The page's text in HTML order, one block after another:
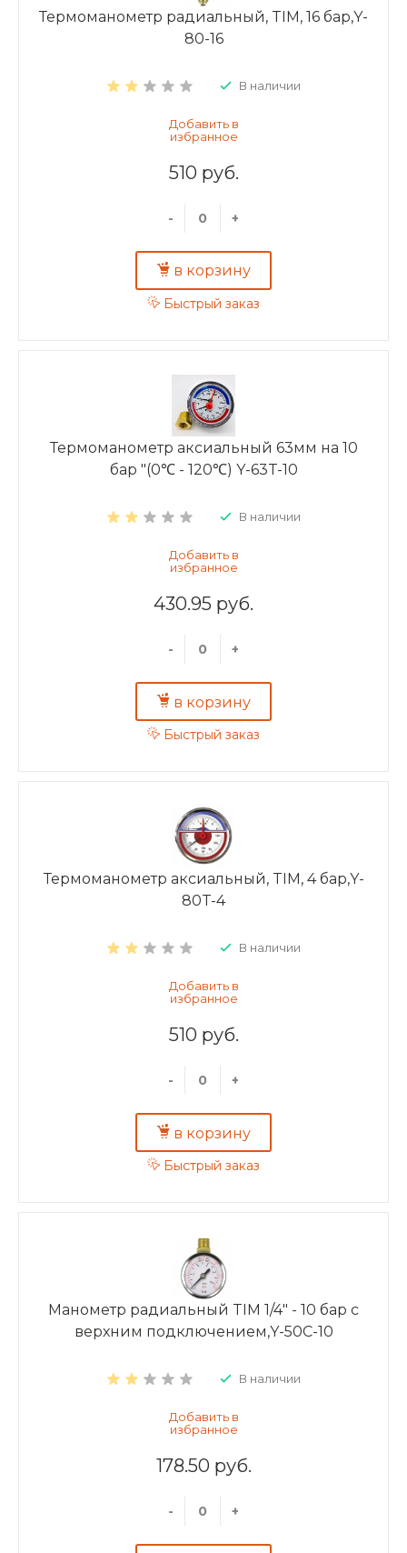
Термоманометр радиальный, TIM, 16 бар,Y-
80-16
В наличии
510 руб.
- +
в корзину
Быстрый заказ
Термоманометр аксиальный 63мм на 10
бар "(0℃ - 120℃) Y-63T-10
В наличии
430.95 руб.
- +
в корзину
Быстрый заказ
Термоманометр аксиальный, TIM, 4 бар,Y-
80T-4
В наличии
510 руб.
- +
в корзину
Быстрый заказ
Манометр радиальный TIM 1/4" - 10 бар с
верхним подключением,Y-50C-10
В наличии
178.50 руб.
- +